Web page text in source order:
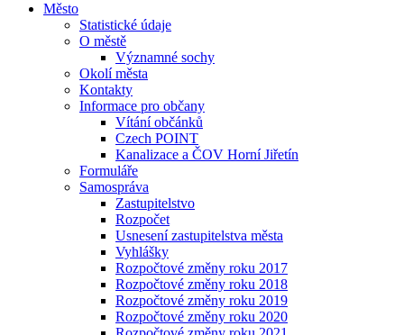
Město
Statistické údaje
O městě
Významné sochy
Okolí města
Kontakty
Informace pro občany
Vítání občánků
Czech POINT
Kanalizace a ČOV Horní Jiřetín
Formuláře
Samospráva
Zastupitelstvo
Rozpočet
Usnesení zastupitelstva města
Vyhlášky
Rozpočtové změny roku 2017
Rozpočtové změny roku 2018
Rozpočtové změny roku 2019
Rozpočtové změny roku 2020